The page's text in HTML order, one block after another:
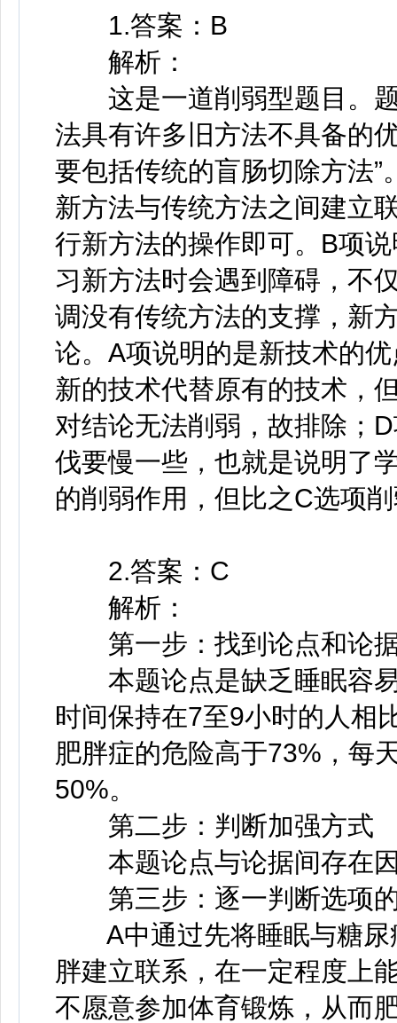
1.答案：B
解析：
这是一道削弱型题目。题
法具有许多旧方法不具备的
要包括传统的盲肠切除方法
新方法与传统方法之间建立
行新方法的操作即可。B项
习新方法时会遇到障碍，不
调没有传统方法的支撑，新
论。A项说明的是新技术的
新的技术代替原有的技术，
对结论无法削弱，故排除；
伐要慢一些，也就是说明了
的削弱作用，但比之C选项
2.答案：C
解析：
第一步：找到论点和论
本题论点是缺乏睡眠容易
时间保持在7至9小时的人相
肥胖症的危险高于73%，每
50%。
第二步：判断加强方式
本题论点与论据间存在因
第三步：逐一判断选项
A中通过先将睡眠与糖尿
胖建立联系，在一定程度上
不愿意参加体育锻炼，从而